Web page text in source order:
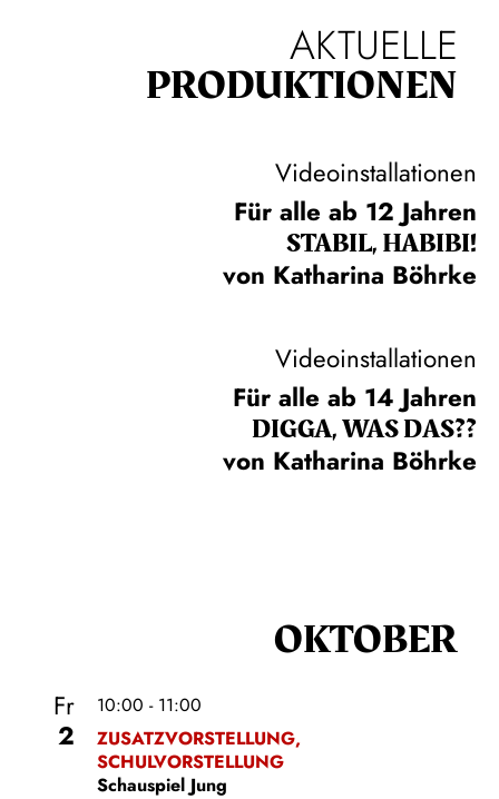
AKTUELLE
PRODUKTIONEN
Videoinstallationen
Für alle ab 12 Jahren
STABIL, HABIBI!
von Katharina Böhrke
Videoinstallationen
Für alle ab 14 Jahren
DIGGA, WAS DAS??
von Katharina Böhrke
OKTOBER
Fr
2
10:00 - 11:00
ZUSATZVORSTELLUNG,
SCHULVORSTELLUNG
Schauspiel Jung